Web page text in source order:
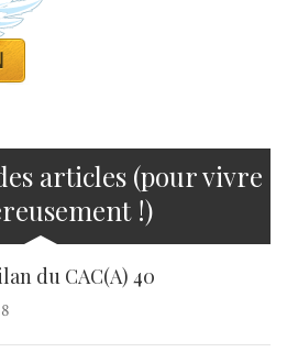
articles (pour vivre
!)
du CAC(A) 40